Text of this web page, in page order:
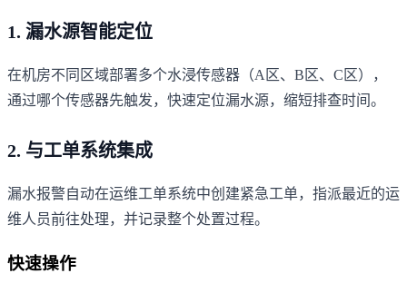
1. 漏水源智能定位
在机房不同区域部署多个水浸传感器（A区、B区、C区），
通过哪个传感器先触发，快速定位漏水源，缩短排查时间。
2. 与工单系统集成
漏水报警自动在运维工单系统中创建紧急工单，指派最近的运
维人员前往处理，并记录整个处置过程。
快速操作